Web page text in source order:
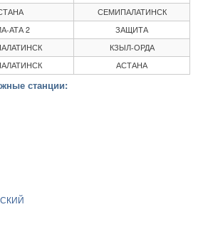
СЕМИПАЛАТИНСК
АТА 2 ЗАЩИТА
КЗЫЛ-ОРДА
АСТАНА
станции: